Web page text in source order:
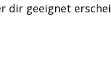
dir geeignet